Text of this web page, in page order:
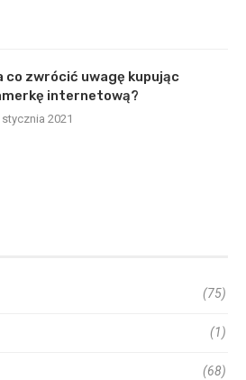
co zwrócić uwagę kupując
internetową?
2021
(75)
(1)
(68)